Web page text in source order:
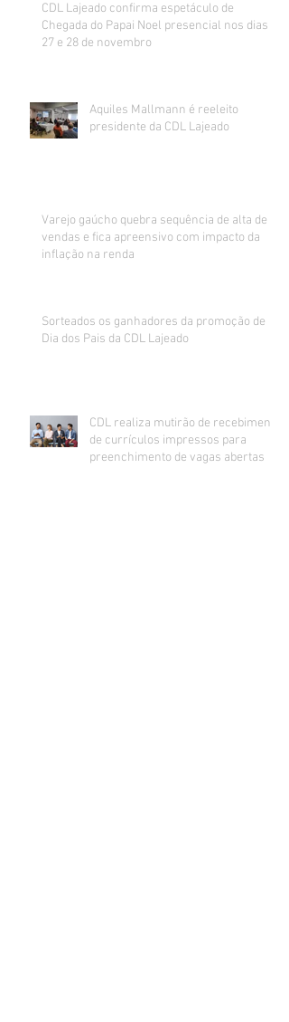
CDL Lajeado confirma espetáculo de
Chegada do Papai Noel presencial nos dias
27 e 28 de novembro
Aquiles Mallmann é reeleito
presidente da CDL Lajeado
Varejo gaúcho quebra sequência de alta de
vendas e fica apreensivo com impacto da
inflação na renda
Sorteados os ganhadores da promoção de
Dia dos Pais da CDL Lajeado
CDL realiza mutirão de recebimento
de currículos impressos para
preenchimento de vagas abertas